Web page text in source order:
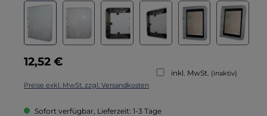
Regulärer Preis:
12,52 €
inkl. MwSt. (inaktiv)
Preise exkl. MwSt. zzgl. Versandkosten
Sofort verfügbar, Lieferzeit: 1-3 Tage